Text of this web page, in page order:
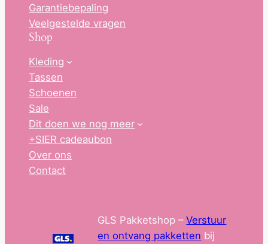
Garantiebepaling
Veelgestelde vragen
Shop
Kleding
Tassen
Schoenen
Sale
Dit doen we nog meer
+SIER cadeaubon
Over ons
Contact
GLS Pakketshop –Verstuur
en ontvang pakketten bij